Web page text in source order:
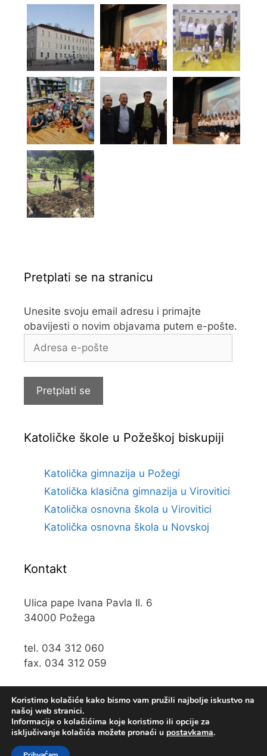
Pretplati se na stranicu
Unesite svoju email adresu i primajte
obavijesti o novim objavama putem e-pošte.
e-
Pretplati se
Katoličke škole u Požeškoj biskupiji
Katolička gimnazija u Požegi
Katolička klasična gimnazija u Virovitici
Katolička osnovna škola u Virovitici
Katolička osnovna škola u Novskoj
Kontakt
Ulica pape Ivana Pavla II. 6
34000 Požega
tel. 034 312 060
fax. 034 312 059
Koristimo kolačiće kako bismo vam pružili najbolje iskustvo na
našoj web stranici.
Informacije o kolačićima koje koristimo ili opcije za
isključivanje kolačića možete pronaći u postavkama.